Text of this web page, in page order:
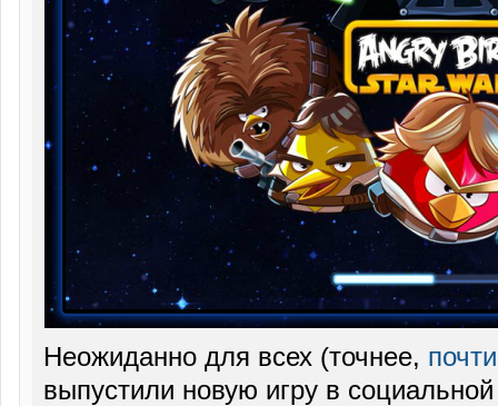
Неожиданно для всех (точнее,
выпустили новую игру в